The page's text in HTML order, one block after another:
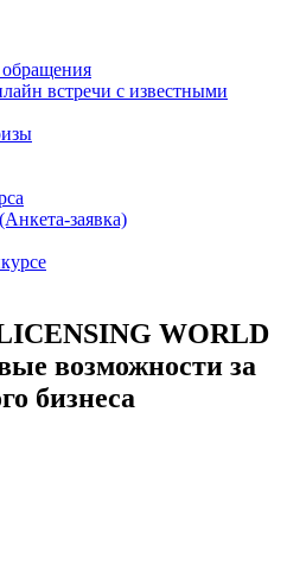
встречи с известными
заявка)
WORLD
возможности за
бизнеса